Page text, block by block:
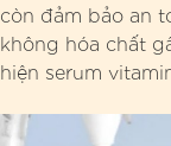
còn đảm bảo an
không hóa chất
hiện serum